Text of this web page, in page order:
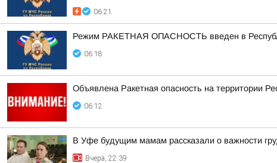
06:21
Режим РАКЕТНАЯ ОПАСНОСТЬ введен в
06:18
Объявлена Ракетная опасность на территории
06:12
В Уфе будущим мамам рассказали о важности
Вчера, 22:39